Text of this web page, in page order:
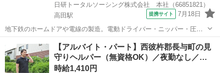
日研トータルソーシング株式会社 本社（66851821）
高田駅
提携サイト 7月18日
地下鉄のホームドアや電線の製造。電動ドライバー・ニッパー・圧着
工具などを使用した組立、検査、その他付随する作業。 ※業務の変
更、就業場所の変更の範囲、契約更新の基準については面談時にお伝
えします。 ◎この他、全国各地にお...
西彼杵郡 高田駅 工場
【アルバイト・パート】西彼杵郡長与町の見
守りヘルパー（無資格OK）／夜勤なし／…
時給1,410円